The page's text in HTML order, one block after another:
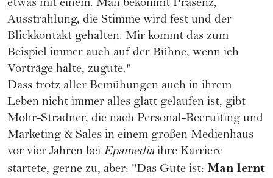
etwas mit einem. Man bekommt Präsenz,
Ausstrahlung, die Stimme wird fest und der
Blickkontakt gehalten. Mir kommt das zum
Beispiel immer auch auf der Bühne, wenn ich
Vorträge halte, zugute."
Dass trotz aller Bemühungen auch in ihrem
Leben nicht immer alles glatt gelaufen ist, gibt
Mohr-Stradner, die nach Personal-Recruiting und
Marketing & Sales in einem großen Medienhaus
vor vier Jahren bei Epamedia ihre Karriere
startete, gerne zu, aber: "Das Gute ist: Man lernt